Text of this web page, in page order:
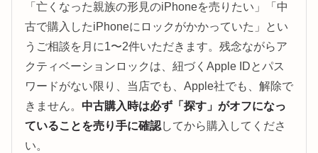
「亡くなった親族の形見のiPhoneを売りたい」「中
古で購入したiPhoneにロックがかかっていた」とい
うご相談を月に1〜2件いただきます。残念ながらア
クティベーションロックは、紐づくApple IDとパス
ワードがない限り、当店でも、Apple社でも、解除で
きません。 中古購入時は必ず「探す」がオフになっ
ていることを売り手に確認してから購入してくださ
い。